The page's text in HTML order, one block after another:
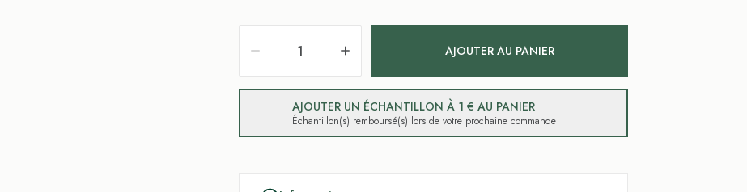
AJOUTER AU PANIER
AJOUTER UN ÉCHANTILLON À 1 € AU PANIER
Échantillon(s) remboursé(s) lors de votre prochaine commande